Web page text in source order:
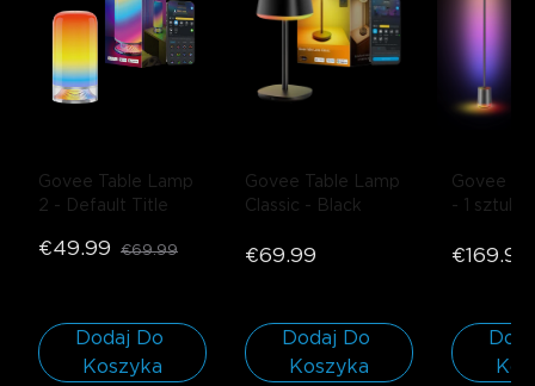
Govee Table Lamp
2 - Default Title
€49.99 €69.99
Dodaj Do
Koszyka
Govee Table Lamp
Classic - Black
€69.99
Dodaj Do
Koszyka
Govee
- 1 sztuka
€169.99